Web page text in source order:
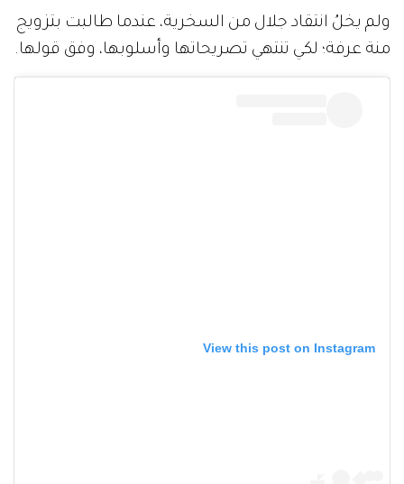
ولم يخلُ انتقاد جلال من السخرية، عندما طالبت بتزويج
منة عرفة؛ لكي تنتهي تصريحاتها وأسلوبها، وفق قولها.
View this post on Instagram